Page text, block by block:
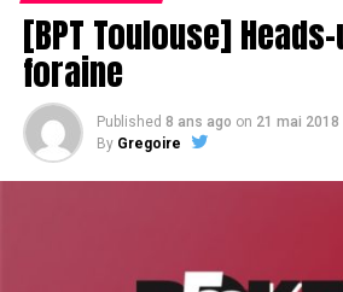
[BPT Toulouse]
foraine
Published 8 ans ago on 21 mai 2018
By Gregoire